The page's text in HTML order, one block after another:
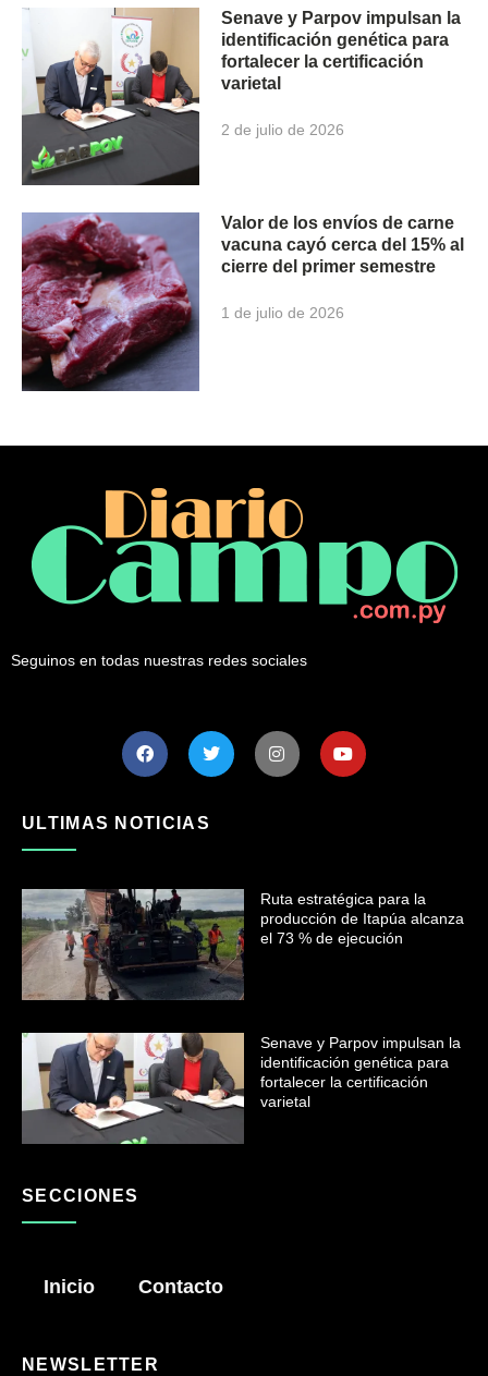
Senave y Parpov impulsan la
identificación genética para
fortalecer la certificación
varietal
2 de julio de 2026
Valor de los envíos de carne
vacuna cayó cerca del 15% al
cierre del primer semestre
1 de julio de 2026
Seguinos en todas nuestras redes sociales
ULTIMAS NOTICIAS
Ruta estratégica para la
producción de Itapúa alcanza
el 73 % de ejecución
Senave y Parpov impulsan la
identificación genética para
fortalecer la certificación
varietal
SECCIONES
Inicio Contacto
NEWSLETTER